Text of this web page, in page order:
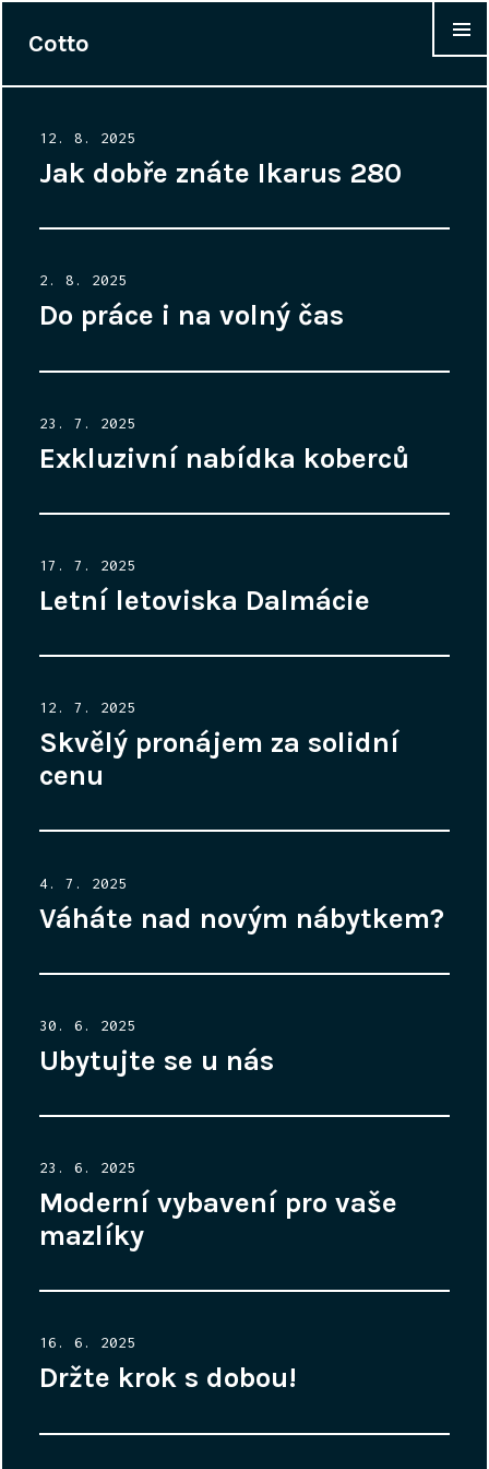
Cotto
Posted
on
12. 8. 2025
Jak dobře znáte Ikarus 280
Posted
on
2. 8. 2025
Do práce i na volný čas
Posted
on
23. 7. 2025
Exkluzivní nabídka koberců
Posted
on
17. 7. 2025
Letní letoviska Dalmácie
Posted
on
12. 7. 2025
Skvělý pronájem za solidní
cenu
Posted
on
4. 7. 2025
Váháte nad novým nábytkem?
Posted
on
30. 6. 2025
Ubytujte se u nás
Posted
on
23. 6. 2025
Moderní vybavení pro vaše
mazlíky
Posted
on
16. 6. 2025
Držte krok s dobou!